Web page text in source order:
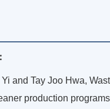
and Tay Joo Hwa,
production